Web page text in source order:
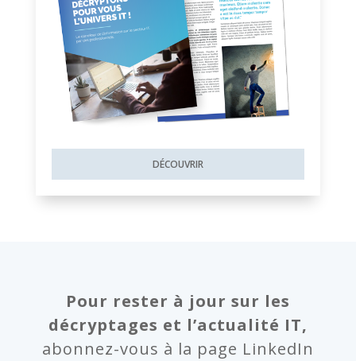
DÉCOUVRIR
Pour rester à jour sur les
décryptages et l’actualité IT,
abonnez-vous à la page LinkedIn